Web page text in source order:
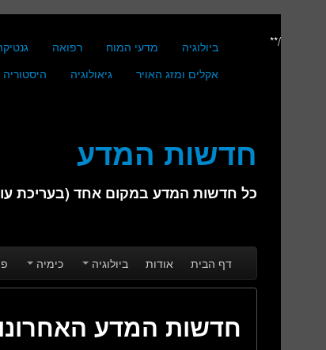
ביולוגיה מדעי המוח רפואה
אקלים ומזג האויר
גיאולוגיה היסטוריה
חדשות המדע
כל חדשות המדע במקום אחד (בעריכת
Main menu
דף הבית אודות ביולוגיה כימיה
חדשות המדע
/**